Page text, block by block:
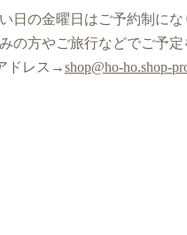
日の金曜日はご予約制にな
の方やご旅行などでご予
ドレス→shop@ho-ho.shop-